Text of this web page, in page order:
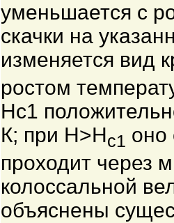
уменьшается с
скачки на
изменяется вид
ростом
Hc1
К; при H>Hc1 оно
проходит через
колоссальной
объяснены